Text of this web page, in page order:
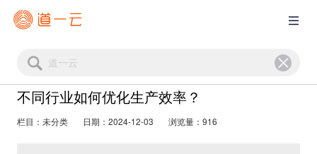
不同行业如何优化生产效率？
栏目：未分类 日期：2024-12-03 浏览量：916